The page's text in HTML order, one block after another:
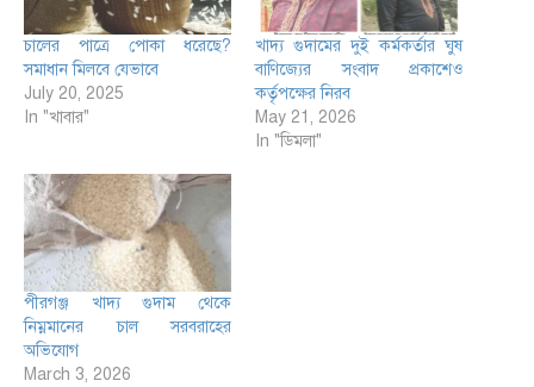
চালের পাত্রে পোকা ধরেছে?
সমাধান মিলবে যেভাবে
July 20, 2025
In "খাবার"
খাদ্য গুদামের দুই কর্মকর্তার ঘুষ
বাণিজ্যের সংবাদ প্রকাশেও
কর্তৃপক্ষের নিরব
May 21, 2026
In "ডিমলা"
পীরগঞ্জ খাদ্য গুদাম থেকে
নিম্নমানের চাল সরবরাহের
অভিযোগ
March 3, 2026